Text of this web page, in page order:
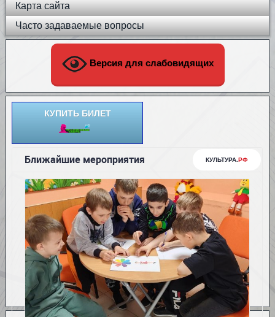
Карта сайта
Часто задаваемые вопросы
Версия для слабовидящих
КУПИТЬ БИЛЕТ